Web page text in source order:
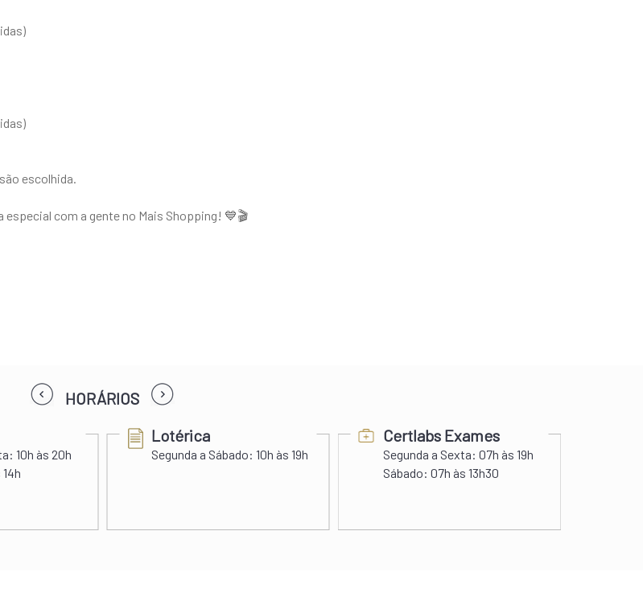
escolhida.
com a gente no Mais Shopping! 💙🎬
HORÁRIOS
10h às 20h
Lotérica
Segunda a Sábado: 10h às 19h
Certlabs Exames
Segunda a Sexta: 07h às 19h
Sábado: 07h às 13h30
prev